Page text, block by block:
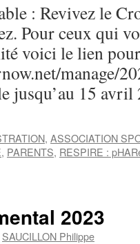
: Revivez le
Pour ceux qui
voici le lien
manage/
jusqu’au 15
, ASSOCIATION
, PARENTS, RESPIRE :
2023
SAUCILLON Philippe